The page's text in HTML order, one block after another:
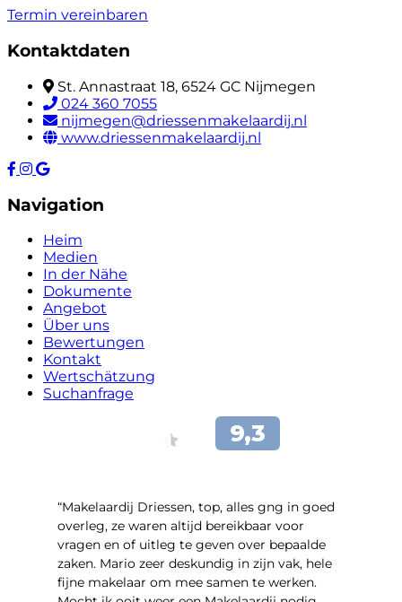
Termin vereinbaren
Kontaktdaten
St. Annastraat 18, 6524 GC Nijmegen
024 360 7055
nijmegen@driessenmakelaardij.nl
www.driessenmakelaardij.nl
Navigation
Heim
Medien
In der Nähe
Dokumente
Angebot
Über uns
Bewertungen
Kontakt
Wertschätzung
Suchanfrage
“Makelaardij Driessen, top, alles gng in goed
overleg, ze waren altijd bereikbaar voor
vragen en of uitleg te geven over bepaalde
zaken. Mario zeer deskundig in zijn vak, hele
fijne makelaar om mee samen te werken.